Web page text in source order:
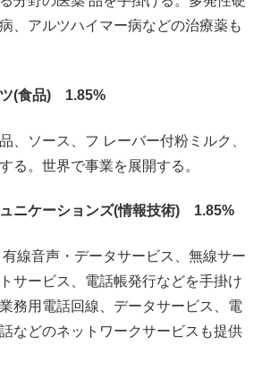
、アルツハイマー病などの治療薬も
(食品) 1.85%
、ソース、フ レーバー付粉ミルク、
る。世界で事業を展開する。
ニケーションズ(情報技術) 1.85%
線音声・データサービス、無線サー
サービス、電話帳発行などを手掛け
務用電話回線、データサービス、電
などのネットワークサービスも提供